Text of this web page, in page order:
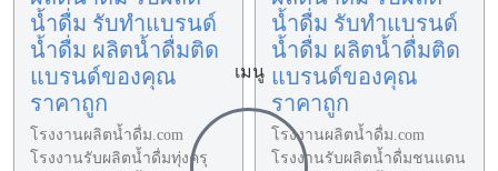
น้ำดื่ม รับทำแบรนด์
น้ำดื่ม ผลิตน้ำดื่มติด
แบรนด์ของคุณ
ราคาถูก
โรงงานผลิตน้ำดื่ม.com
โรงงานรับผลิตน้ำดื่มทุ่งครุ
น้ำดื่ม รับทำแบรนด์
น้ำดื่ม ผลิตน้ำดื่มติด
แบรนด์ของคุณ
ราคาถูก
โรงงานผลิตน้ำดื่ม.com
โรงงานรับผลิตน้ำดื่มชนแดน
เมนู